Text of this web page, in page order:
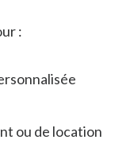
:
ou de location